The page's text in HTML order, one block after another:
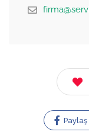
Paylaş